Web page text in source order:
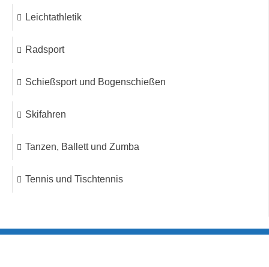
Leichtathletik
Radsport
Schießsport und Bogenschießen
Skifahren
Tanzen, Ballett und Zumba
Tennis und Tischtennis